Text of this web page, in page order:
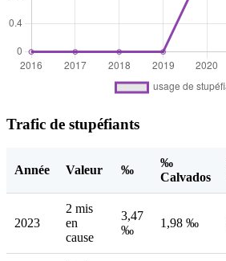
Trafic de stupéfiants
Année Valeur ‰
‰
Calvados
2023
2 mis
en
cause
3,47
‰
1,98 ‰